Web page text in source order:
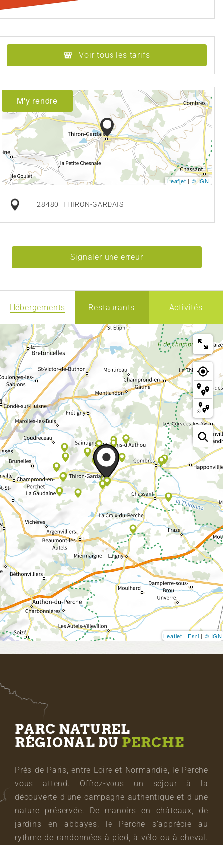
Voir tous les tarifs
M'y rendre
Leaflet | © IGN
28480 THIRON-GARDAIS
Signaler une erreur
Hébergements Restaurants Activités
Leaflet | Esri | © IGN
PARC NATUREL
RÉGIONAL DU PERCHE
Près de Paris, entre Loire et Normandie, le Perche
vous attend. Offrez-vous un séjour à la
découverte d’une campagne authentique et d’une
nature préservée. De manoirs en châteaux, de
jardins en abbayes, le Perche s’apprécie au
rythme de randonnées à pied, à vélo ou à cheval.